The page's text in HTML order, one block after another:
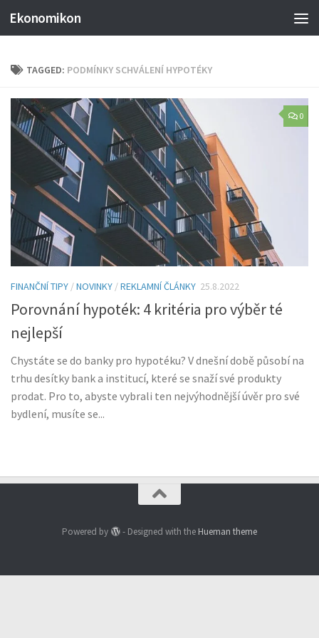
Ekonomikon
TAGGED: PODMÍNKY SCHVÁLENÍ HYPOTÉKY
0
FINANČNÍ TIPY /NOVINKY /REKLAMNÍ ČLÁNKY 25.8.2022
Porovnání hypoték: 4 kritéria pro výběr té
nejlepší
Chystáte se do banky pro hypotéku? V dnešní době působí na
trhu desítky bank a institucí, které se snaží své produkty
prodat. Pro to, abyste vybrali ten nejvýhodnější úvěr pro své
bydlení, musíte se...
Powered by - Designed with the Hueman theme